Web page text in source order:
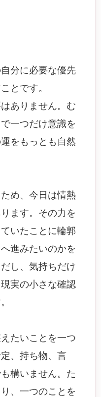
分に必要な優先
とです。
ありません。む
一つだけ意識を
をもっとも自然
め、今日は情熱
ます。その力を
いたことに輪郭
進みたいのかを
し、気持ちだけ
実の小さな確認
たいことを一つ
、持ち物、言
構いません。た
、一つのことを